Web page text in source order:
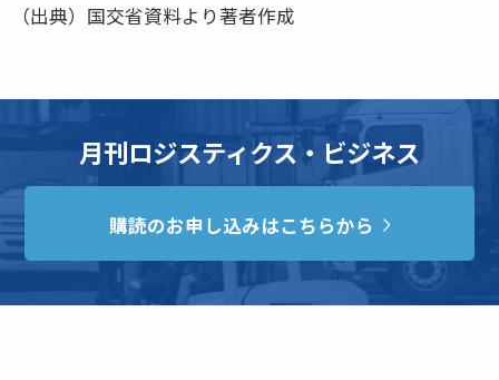
（出典）国交省資料より著者作成
月刊ロジスティクス・ビジネス
購読のお申し込みはこちらから